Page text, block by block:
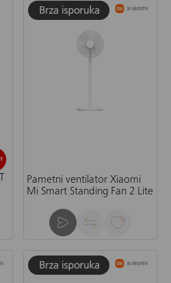
Pametni ventilator Xiaomi
Mi Smart Standing Fan 2 Lite